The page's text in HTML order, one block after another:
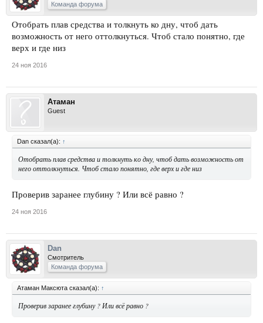
Команда форума
Отобрать плав средства и толкнуть ко дну, чтоб дать
возможность от него оттолкнуться. Чтоб стало понятно, где
верх и где низ
24 ноя 2016
Атаман
Guest
Dan сказал(а): ↑
Отобрать плав средства и толкнуть ко дну, чтоб дать возможность от
него оттолкнуться. Чтоб стало понятно, где верх и где низ
Проверив заранее глубину ? Или всё равно ?
24 ноя 2016
Dan
Смотритель
Команда форума
Атаман Максюта сказал(а): ↑
Проверив заранее глубину ? Или всё равно ?